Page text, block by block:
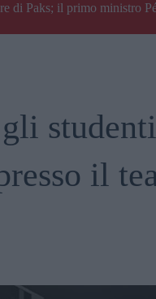
di Paks; il primo ministro
il